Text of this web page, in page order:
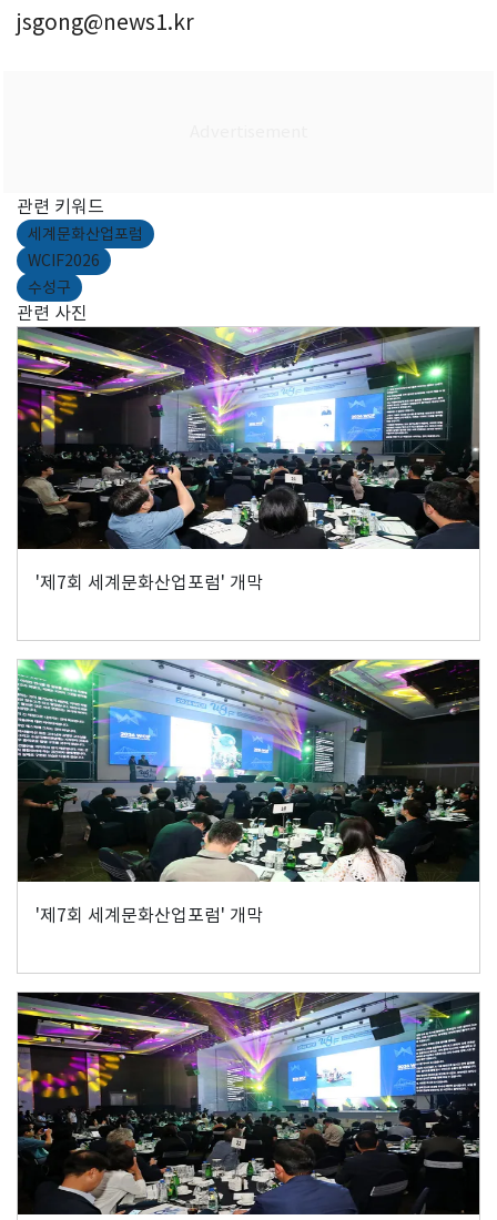
jsgong@news1.kr
관련 키워드
세계문화산업포럼
WCIF2026
수성구
관련 사진
'제7회 세계문화산업포럼' 개막
'제7회 세계문화산업포럼' 개막